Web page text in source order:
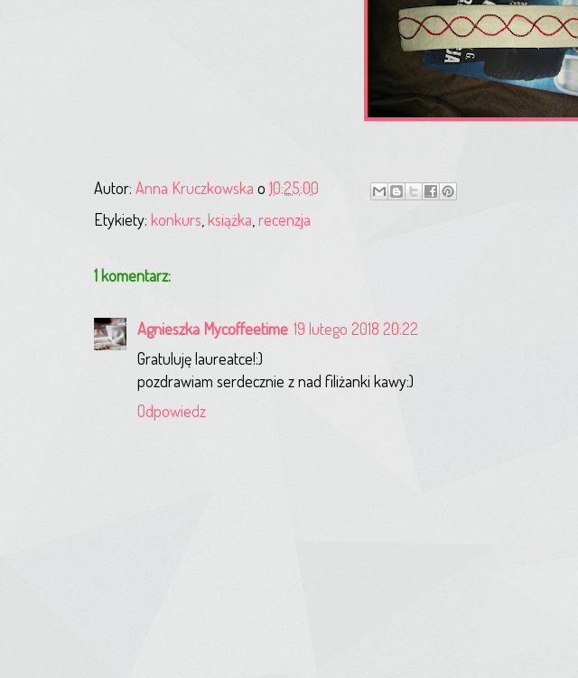
Autor: Anna Kruczkowska o 10:25:00
Etykiety: konkurs książka recenzja
1 komentarz:
Agnieszka Mycoffeetime 19 lutego 2018 20:22
Gratuluję laureatce!:)
pozdrawiam serdecznie z nad filiżanki kawy:)
Odpowiedz